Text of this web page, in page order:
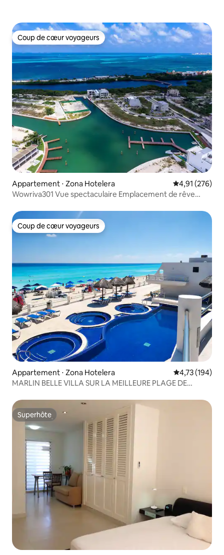
Coup de cœur voyageurs
Coup de cœur voyageurs
Appartement ⋅ Zona Hotelera Évaluation
4,91 (276)
Wowriva301 Vue spectaculaire Emplacement de rêve
Coup de cœur voyageurs
Coup de cœur voyageurs
Appartement ⋅ Zona Hotelera Évaluation
4,73 (194)
MARLIN BELLE VILLA SUR LA MEILLEURE PLAGE DE
Superhôte
Superhôte